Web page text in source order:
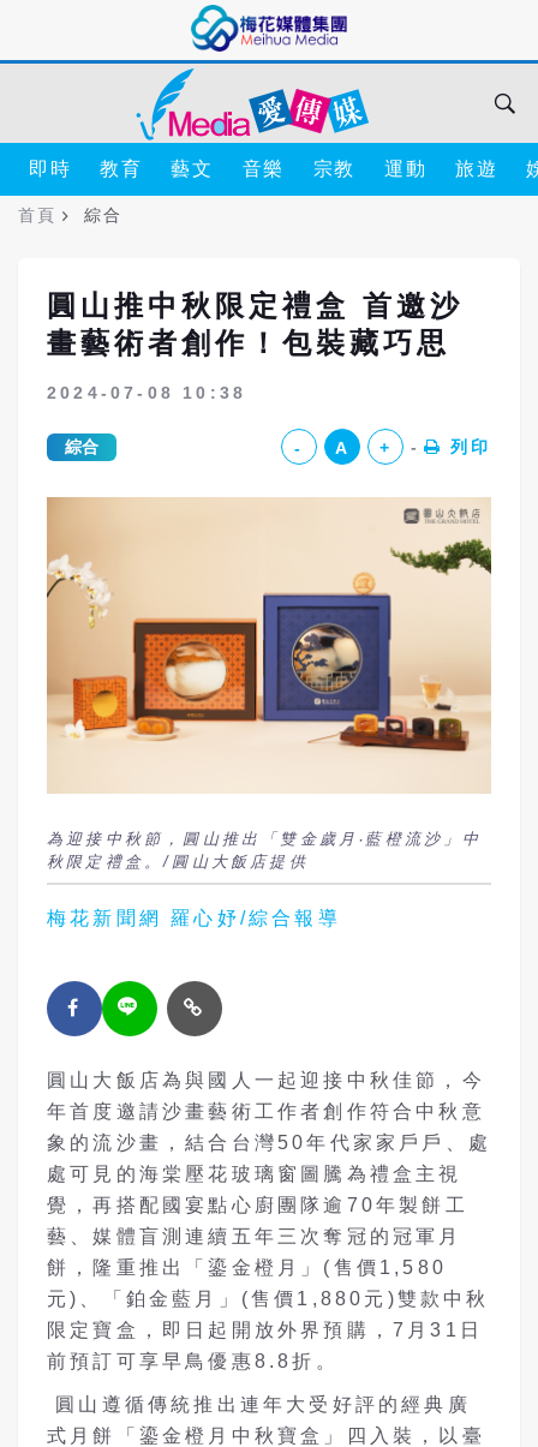
即時 教育 藝文 音樂 宗教 運動 旅遊
首頁 綜合
圓山推中秋限定禮盒 首邀沙
畫藝術者創作！包裝藏巧思
2024-07-08 10:38
綜合 - A + 列印
為迎接中秋節，圓山推出「雙金歲月‧藍橙流沙」中
秋限定禮盒。/圓山大飯店提供
梅花新聞網 羅心妤/綜合報導
圓山大飯店為與國人一起迎接中秋佳節，今
年首度邀請沙畫藝術工作者創作符合中秋意
象的流沙畫，結合台灣50年代家家戶戶、處
處可見的海棠壓花玻璃窗圖騰為禮盒主視
覺，再搭配國宴點心廚團隊逾70年製餅工
藝、媒體盲測連續五年三次奪冠的冠軍月
餅，隆重推出「鎏金橙月」(售價1,580
元)、「鉑金藍月」(售價1,880元)雙款中秋
限定寶盒，即日起開放外界預購，7月31日
前預訂可享早鳥優惠8.8折。
圓山遵循傳統推出連年大受好評的經典廣
式月餅「鎏金橙月中秋寶盒」四入裝，以臺